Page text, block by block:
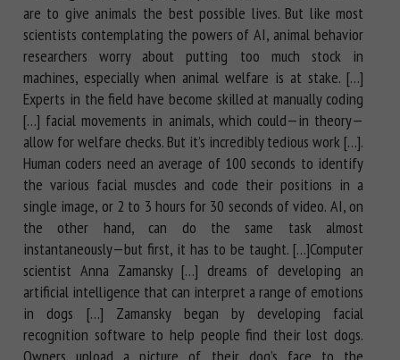
are to give animals the best possible lives. But like most
scientists contemplating the powers of AI, animal behavior
researchers worry about putting too much stock in
machines, especially when animal welfare is at stake. […]
Experts in the field have become skilled at manually coding
[…] facial movements in animals, which could—in theory—
allow for welfare checks. But it’s incredibly tedious work […].
Human coders need an average of 100 seconds to identify
the various facial muscles and code their positions in a
single image, or 2 to 3 hours for 30 seconds of video. AI, on
the other hand, can do the same task almost
instantaneously—but first, it has to be taught. […]Computer
scientist Anna Zamansky […] dreams of developing an
artificial intelligence that can interpret a range of emotions
in dogs […] Zamansky began by developing facial
recognition software to help people find their lost dogs.